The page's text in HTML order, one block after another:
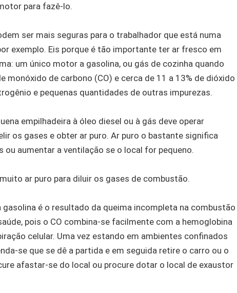
para fazê-lo.
ser mais seguras para o trabalhador que está numa
exemplo. Eis porque é tão importante ter ar fresco em
um único motor a gasolina, ou gás de cozinha quando
monóxido de carbono (CO) e cerca de 11 a 13% de dióxido
e pequenas quantidades de outras impurezas.
empilhadeira à óleo diesel ou à gás deve operar
os gases e obter ar puro. Ar puro o bastante significa
aumentar a ventilação se o local for pequeno.
ar puro para diluir os gases de combustão.
é o resultado da queima incompleta na combustão
pois o CO combina-se facilmente com a hemoglobina
celular. Uma vez estando em ambientes confinados
se que se dê a partida e em seguida retire o carro ou o
afastar-se do local ou procure dotar o local de exaustor